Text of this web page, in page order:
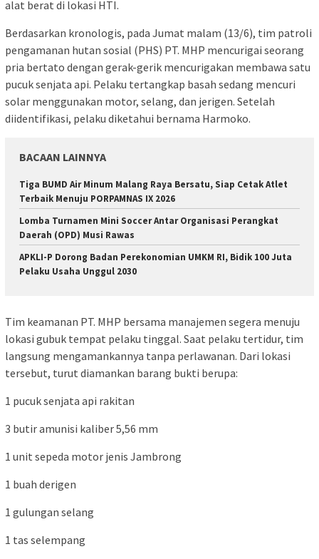
alat berat di lokasi HTI.
Berdasarkan kronologis, pada Jumat malam (13/6), tim patroli
pengamanan hutan sosial (PHS) PT. MHP mencurigai seorang
pria bertato dengan gerak-gerik mencurigakan membawa satu
pucuk senjata api. Pelaku tertangkap basah sedang mencuri
solar menggunakan motor, selang, dan jerigen. Setelah
diidentifikasi, pelaku diketahui bernama Harmoko.
BACAAN LAINNYA
Tiga BUMD Air Minum Malang Raya Bersatu, Siap Cetak Atlet
Terbaik Menuju PORPAMNAS IX 2026
Lomba Turnamen Mini Soccer Antar Organisasi Perangkat
Daerah (OPD) Musi Rawas
APKLI-P Dorong Badan Perekonomian UMKM RI, Bidik 100 Juta
Pelaku Usaha Unggul 2030
Tim keamanan PT. MHP bersama manajemen segera menuju
lokasi gubuk tempat pelaku tinggal. Saat pelaku tertidur, tim
langsung mengamankannya tanpa perlawanan. Dari lokasi
tersebut, turut diamankan barang bukti berupa:
1 pucuk senjata api rakitan
3 butir amunisi kaliber 5,56 mm
1 unit sepeda motor jenis Jambrong
1 buah derigen
1 gulungan selang
1 tas selempang